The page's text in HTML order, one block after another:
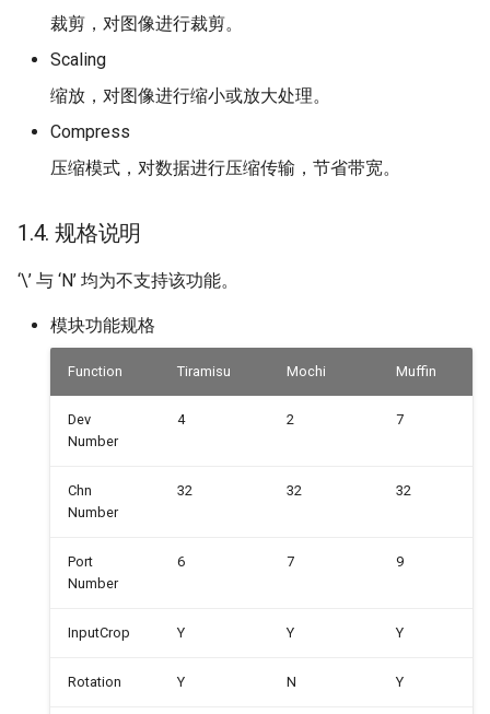
裁剪，对图像进行裁剪。
Scaling
缩放，对图像进行缩小或放大处理。
Compress
压缩模式，对数据进行压缩传输，节省带宽。
1.4. 规格说明
‘\’ 与 ‘N’ 均为不支持该功能。
模块功能规格
Function Tiramisu Mochi Muffin
Dev
Number
4 2 7
Chn
Number
32 32 32
Port
Number
6 7 9
InputCrop Y Y Y
Rotation Y N Y